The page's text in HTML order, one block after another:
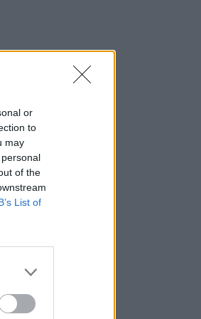
or
to
may
of the
List of
12:32
Συνελήφθη στη